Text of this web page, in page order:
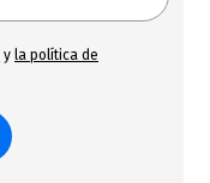
y la política de